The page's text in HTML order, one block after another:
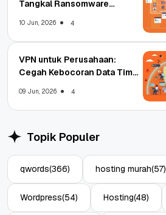
Tangkal Ransomware
10 Jun, 2026 4
VPN untuk Perusahaan:
Cegah Kebocoran Data Tim
09 Jun, 2026 4
Topik Populer
qwords(366) hosting murah(57)
Wordpress(54) Hosting(48)